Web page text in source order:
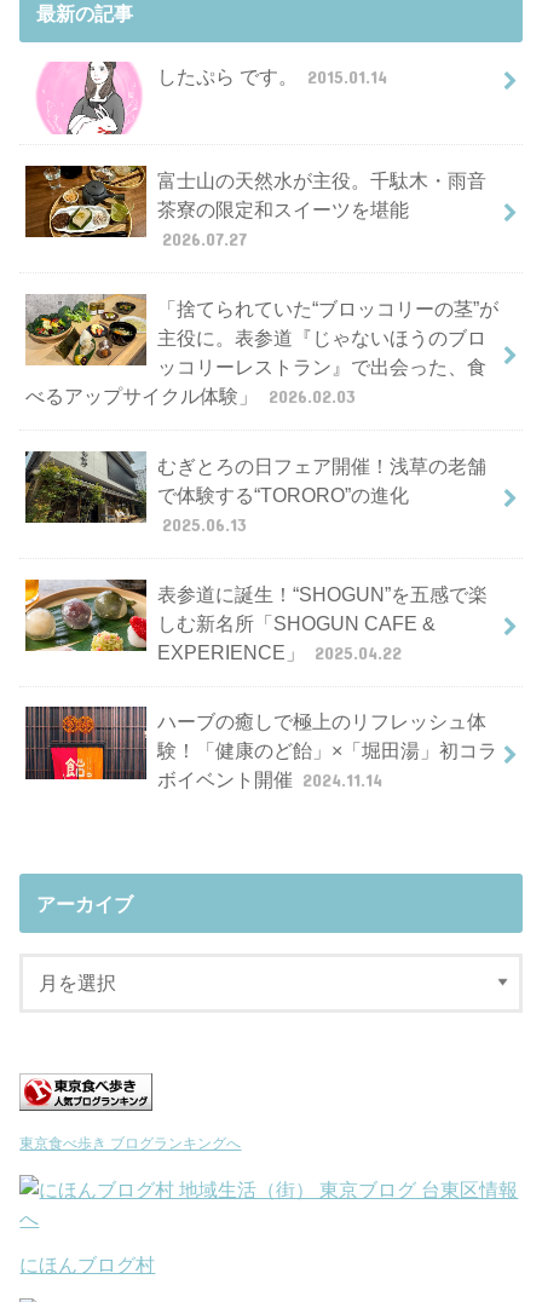
最新の記事
したぷら です。 2015.01.14
富士山の天然水が主役。千駄木・雨音
茶寮の限定和スイーツを堪能
2026.07.27
「捨てられていた“ブロッコリーの茎”が
主役に。表参道『じゃないほうのブロ
ッコリーレストラン』で出会った、食
べるアップサイクル体験」
2026.02.03
むぎとろの日フェア開催！浅草の老舗
で体験する“TORORO”の進化
2025.06.13
表参道に誕生！“SHOGUN”を五感で楽
しむ新名所「SHOGUN CAFE &
EXPERIENCE」
2025.04.22
ハーブの癒しで極上のリフレッシュ体
験！「健康のど飴」×「堀田湯」初コラ
ボイベント開催 2024.11.14
アーカイブ
東京食べ歩き ブログランキングへ
にほんブログ村